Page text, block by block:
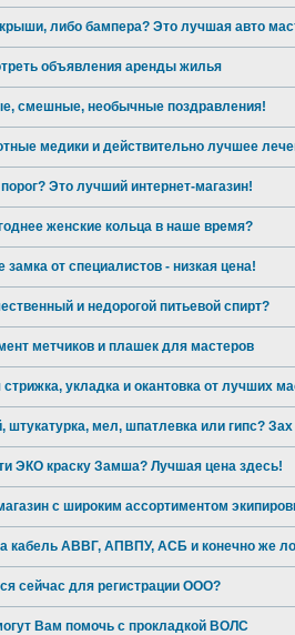
либо бампера? Это лучшая авто
объявления аренды жилья
смешные, необычные поздравления!
медики и действительно лучшее
Это лучший интернет-магазин!
женские кольца в наше время?
замка от специалистов - низкая цена!
и недорогой питьевой спирт?
метчиков и плашек для мастеров
укладка и окантовка от лучших
штукатурка, мел, шпатлевка или гипс? Зах
ЭКО краску Замша? Лучшая цена здесь!
с широким ассортиментом
кабель АВВГ, АПВПУ, АСБ и конечно же
сейчас для регистрации ООО?
Вам помочь с прокладкой ВОЛС